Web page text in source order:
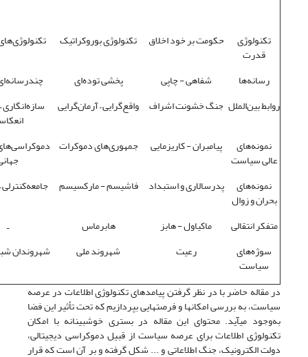
تکنولوژی
قدرت
حکومت بر خود اخلاق تکنولوژی بوروکراتیک
رسانه‌ها شفاهی - چاپی پخشی توده‌ای
روابط بین‌الملل جنگ خشونت اشراف واقع‌گرایی – آرمان‌گرایی
نمونه‌های
عالی سیاست
پیامبران - کاریزمایی جمهوری‌های دموکرات
نمونه‌های
بحران و زوال
پدرسالاری و استبداد فاشیسم - مارکسیسم
متفکر انتقالی ماکیاول - هابز هابرماس
ـ
سوژه‌های
سیاست
رعیت شهروند ملی شهروندان
در مقاله­ حاضر با در نظر گرفتن پیامد‏های تکنولوژی اطلاعات در عرصه
سیاست، به بررسی امکان‏ها و فرصت‏هایی بپردازیم که تحت تأثیر این فضا
به‌وجود می‏آید. محتوای این مقاله در بستری خوشبینانه با امکان
تکنولوژی اطلاعات برای عرصه­ سیاست از قبیل دموکراسی دیجیتالی،
دولت الکترونیک، جنگ اطلاعاتی و ... شکل گرفته و بر آن است که قرار